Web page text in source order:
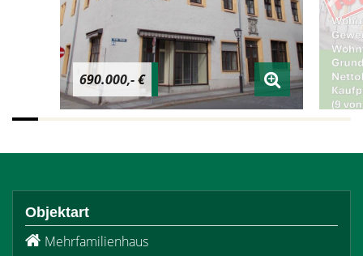
690.000,- €
Objektart
Mehrfamilienhaus